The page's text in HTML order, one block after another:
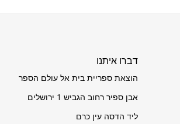
דברו איתנו
הוצאת ספריית בית אל עולם הספר
אבן ספיר רחוב הגביש 1 ירושלים
ליד הדסה עין כרם